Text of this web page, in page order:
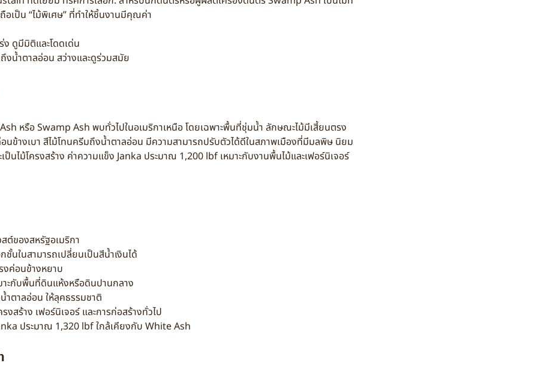
อเป็น “ไม้พิเศษ” ที่ทำให้ชิ้นงานมีคุณค่า
ง ดูมีมิติและโดดเด่น
งน้ำตาลอ่อน สว่างและดูร่วมสมัย
หรือ Swamp Ash พบทั่วไปในอเมริกาเหนือ โดยเฉพาะพื้นที่ชุ่มน้ำ ลักษณะไม้มีเสี้ยนตรง
นข้างเบา สีไม้โทนครีมถึงน้ำตาลอ่อน มีความสามารถปรับตัวได้ดีในสภาพเมืองที่มีมลพิษ นิยม
เป็นไม้โครงสร้าง ค่าความแข็ง Janka ประมาณ 1,200 lbf เหมาะกับงานพื้นไม้และเฟอร์นิเจอร์
ต์ของสหรัฐอเมริกา
ชั้นในสามารถเปลี่ยนเป็นสีน้ำเงินได้
งค่อนข้างหยาบ
าะกับพื้นที่ดินแห้งหรือดินปานกลาง
ำตาลอ่อน ให้ลุคธรรมชาติ
งสร้าง เฟอร์นิเจอร์ และการก่อสร้างทั่วไป
ประมาณ 1,320 lbf ใกล้เคียงกับ White Ash